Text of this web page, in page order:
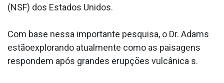
(NSF) dos Estados Unidos.
Com base nessa importante pesquisa, o Dr. Adams
estãoexplorando atualmente como as paisagens
respondem após grandes erupções vulcânica s.